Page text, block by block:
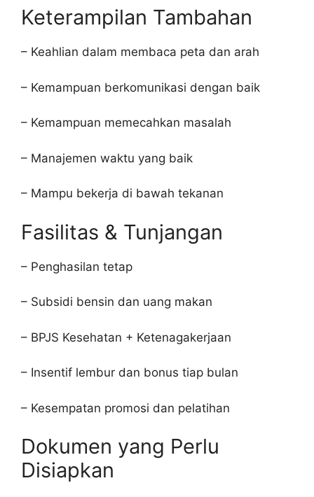
Keterampilan Tambahan
– Keahlian dalam membaca peta dan arah
– Kemampuan berkomunikasi dengan baik
– Kemampuan memecahkan masalah
– Manajemen waktu yang baik
– Mampu bekerja di bawah tekanan
Fasilitas & Tunjangan
– Penghasilan tetap
– Subsidi bensin dan uang makan
– BPJS Kesehatan + Ketenagakerjaan
– Insentif lembur dan bonus tiap bulan
– Kesempatan promosi dan pelatihan
Dokumen yang Perlu
Disiapkan